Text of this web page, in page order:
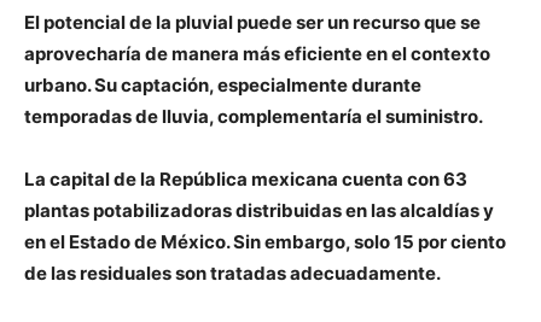
El potencial de la pluvial puede ser un recurso que se
aprovecharía de manera más eficiente en el contexto
urbano. Su captación, especialmente durante
temporadas de lluvia, complementaría el suministro.
La capital de la República mexicana cuenta con 63
plantas potabilizadoras distribuidas en las alcaldías y
en el Estado de México. Sin embargo, solo 15 por ciento
de las residuales son tratadas adecuadamente.